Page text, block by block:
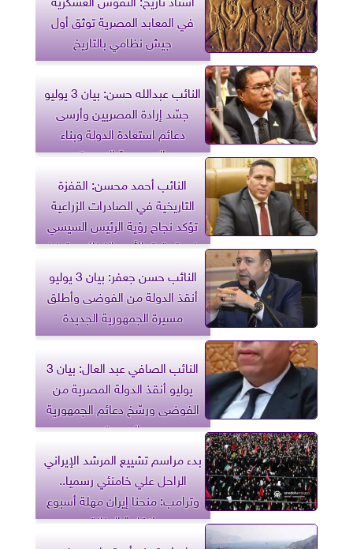
في المعابد المصرية توثق أول
جيش نظامي بالتاريخ
النائب عبدالله حسن: بيان 3 يوليو
جسّد إرادة المصريين وأرسى
دعائم استعادة الدولة وبناء
الجمهورية الجديدة
النائب أحمد محسن: القفزة
التاريخية في الصادرات الزراعية
تؤكد نجاح رؤية الرئيس السيسي
في تحقيق الأمن الغذائي وتعزيز
النائب حسن جعفر: بيان 3 يوليو
أنقذ الدولة من الفوضى وأطلق
مسيرة الجمهورية الجديدة
النائب الصافي عبد العال: بيان 3
يوليو أنقذ الدولة المصرية من
الفوضى ورسّخ دعائم الجمهورية
الجديدة
بدء مراسم تشييع المرشد الإيراني
الراحل علي خامنئي رسميا..
وترامب: منحنا إيران مهلة أسبوع
لإقامة الجنازة